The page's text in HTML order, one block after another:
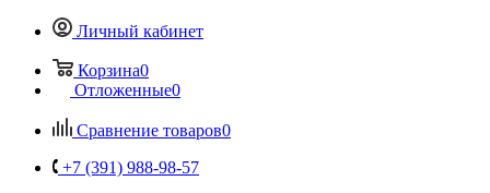
Личный кабинет
Корзина0
Отложенные0
Сравнение товаров0
+7 (391) 988-98-57